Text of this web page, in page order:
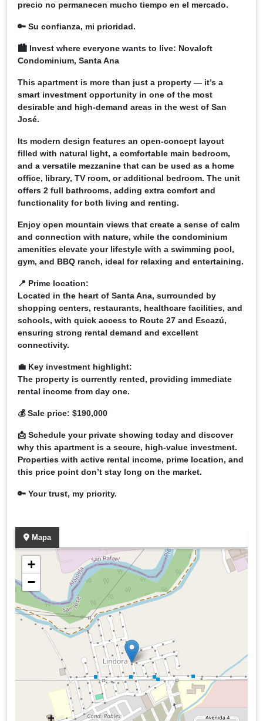
precio no permanecen mucho tiempo en el mercado.
🔑 Su confianza, mi prioridad.
🏙️ Invest where everyone wants to live: Novaloft
Condominium, Santa Ana
This apartment is more than just a property — it’s a
smart investment opportunity in one of the most
desirable and high-demand areas in the west of San
José.
Its modern design features an open-concept layout
filled with natural light, a comfortable main bedroom,
and a versatile mezzanine that can be used as a home
office, library, TV room, or additional bedroom. The unit
offers 2 full bathrooms, adding extra comfort and
functionality for both living and renting.
Enjoy open mountain views that create a sense of calm
and connection with nature, while the condominium
amenities elevate your lifestyle with a swimming pool,
gym, and BBQ ranch, ideal for relaxing and entertaining.
📍 Prime location:
Located in the heart of Santa Ana, surrounded by
shopping centers, restaurants, healthcare facilities, and
schools, with quick access to Route 27 and Escazú,
ensuring strong rental demand and excellent
connectivity.
💼 Key investment highlight:
The property is currently rented, providing immediate
rental income from day one.
💰 Sale price: $190,000
📩 Schedule your private showing today and discover
why this apartment is a secure, high-value investment.
Properties with active rental income, prime location, and
this price point don’t stay long on the market.
🔑 Your trust, my priority.
Mapa
+
−